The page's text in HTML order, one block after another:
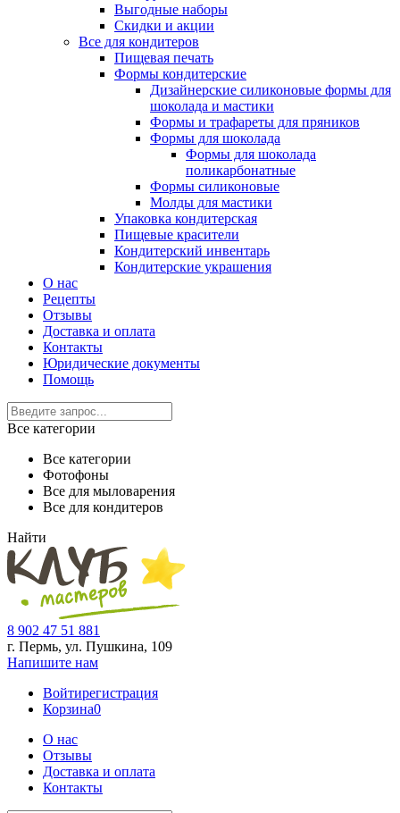
Выгодные наборы
Скидки и акции
Все для кондитеров
Пищевая печать
Формы кондитерские
Дизайнерские силиконовые формы для
шоколада и мастики
Формы и трафареты для пряников
Формы для шоколада
Формы для шоколада
поликарбонатные
Формы силиконовые
Молды для мастики
Упаковка кондитерская
Пищевые красители
Кондитерский инвентарь
Кондитерские украшения
О нас
Рецепты
Отзывы
Доставка и оплата
Контакты
Юридические документы
Помощь
Все категории
Все категории
Фотофоны
Все для мыловарения
Все для кондитеров
Найти
8 902 47 51 881
г. Пермь, ул. Пушкина, 109
Напишите нам
Войтирегистрация
Корзина0
О нас
Отзывы
Доставка и оплата
Контакты